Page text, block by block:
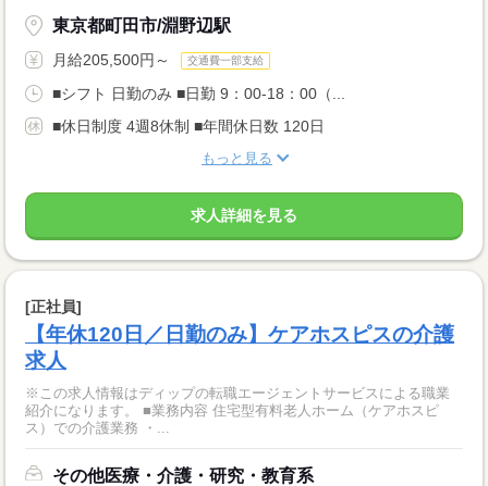
東京都町田市/淵野辺駅
月給205,500円～ 交通費一部支給
■シフト 日勤のみ ■日勤 9：00-18：00（...
■休日制度 4週8休制 ■年間休日数 120日
もっと見る
求人詳細を見る
[正社員]
【年休120日／日勤のみ】ケアホスピスの介護
求人
※この求人情報はディップの転職エージェントサービスによる職業
紹介になります。 ■業務内容 住宅型有料老人ホーム（ケアホスピ
ス）での介護業務 ・...
その他医療・介護・研究・教育系